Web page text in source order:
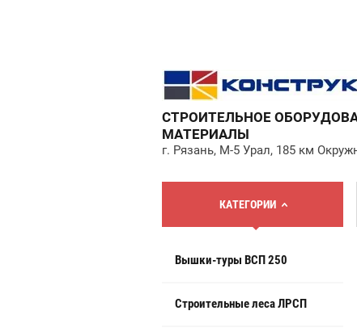
СТРОИТЕЛЬНОЕ
МАТЕРИАЛЫ
г. Рязань, М-5 Урал, 185 км
КАТЕГОРИИ
Вышки-туры ВСП 250
Строительные леса ЛРСП